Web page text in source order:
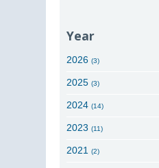
Year
2026(3)
2025(3)
2024(14)
2023(11)
2021(2)